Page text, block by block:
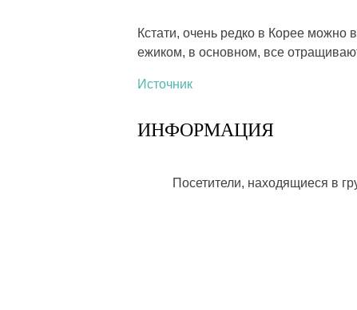
Кстати, очень редко в Корее можно
ежиком, в основном, все
Источник
ИНФОРМАЦИЯ
Посетители, находящиеся в